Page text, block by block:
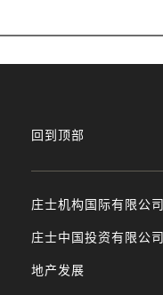
庄士机构国际有限公司
庄士中国投资有限公司
地产发展
回到顶部